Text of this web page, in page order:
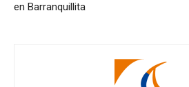
en Barranquillita